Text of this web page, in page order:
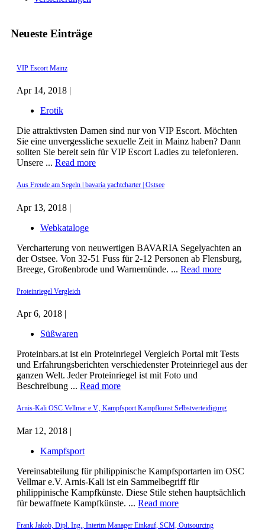
Neueste Einträge
VIP Escort Mainz
Apr 14, 2018 |
Erotik
Die attraktivsten Damen sind nur von VIP Escort. Möchten
Sie eine unvergessliche sexuelle Zeit in Mainz haben? Dann
sollten Sie bereit sein für VIP Escort Ladies zu telefonieren.
Unsere ... Read more
Aus Freude am Segeln | bavaria yachtcharter | Ostsee
Apr 13, 2018 |
Webkataloge
Vercharterung von neuwertigen BAVARIA Segelyachten an
der Ostsee. Von 32-51 Fuss für 2-12 Personen ab Flensburg,
Breege, Großenbrode und Warnemünde. ... Read more
Proteinriegel Vergleich
Apr 6, 2018 |
Süßwaren
Proteinbars.at ist ein Proteinriegel Vergleich Portal mit Tests
und Erfahrungsberichten verschiedenster Proteinriegel aus der
ganzen Welt. Jeder Proteinriegel ist mit Foto und
Beschreibung ... Read more
Arnis-Kali OSC Vellmar e.V., Kampfsport Kampfkunst Selbstverteidigung
Mar 12, 2018 |
Kampfsport
Vereinsabteilung für philippinische Kampfsportarten im OSC
Vellmar e.V. Arnis-Kali ist ein Sammelbegriff für
philippinische Kampfkünste. Diese Stile stehen hauptsächlich
für bewaffnete Kampfkünste. ... Read more
Frank Jakob, Dipl. Ing., Interim Manager Einkauf, SCM, Outsourcing